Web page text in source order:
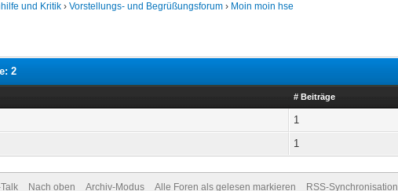
und Kritik ›Vorstellungs- und Begrüßungsforum › Moin moin hse
2
# Beiträge
1
1
Nach oben Archiv-Modus Alle Foren als gelesen markieren RSS-Synchronisation